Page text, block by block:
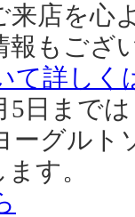
来店を心
報もござ
て詳しく
5日までは
ーグルト
す。